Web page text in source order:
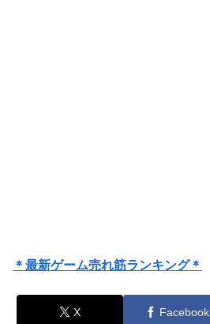
＊最新ゲーム売れ筋ランキング＊
X Facebook